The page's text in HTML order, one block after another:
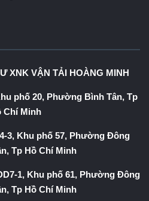
XNK VẬN TẢI HOÀNG MINH
phố 20, Phường Bình Tân, Tp
Chí Minh
3, Khu phố 57, Phường Đông
Tp Hồ Chí Minh
1, Khu phố 61, Phường Đông
Tp Hồ Chí Minh